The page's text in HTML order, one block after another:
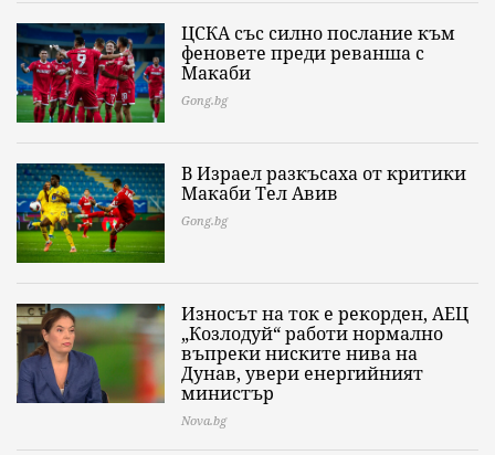
ЦСКА със силно послание към
феновете преди реванша с
Макаби
Gong.bg
В Израел разкъсаха от критики
Макаби Тел Авив
Gong.bg
Износът на ток е рекорден, АЕЦ
„Козлодуй“ работи нормално
въпреки ниските нива на
Дунав, увери енергийният
министър
Nova.bg